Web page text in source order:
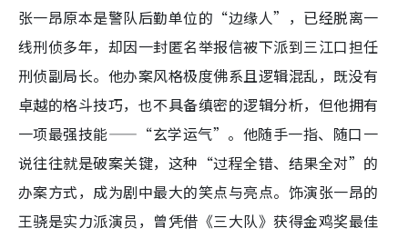
张一昂原本是警队后勤单位的“边缘人”，已经脱离一
线刑侦多年，却因一封匿名举报信被下派到三江口担任
刑侦副局长。他办案风格极度佛系且逻辑混乱，既没有
卓越的格斗技巧，也不具备缜密的逻辑分析，但他拥有
一项最强技能——“玄学运气”。他随手一指、随口一
说往往就是破案关键，这种“过程全错、结果全对”的
办案方式，成为剧中最大的笑点与亮点。饰演张一昂的
王骁是实力派演员，曾凭借《三大队》获得金鸡奖最佳